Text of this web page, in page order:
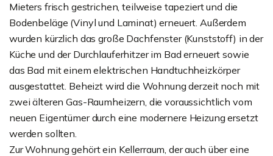
Mieters frisch gestrichen, teilweise tapeziert und die
Bodenbeläge (Vinyl und Laminat) erneuert. Außerdem
wurden kürzlich das große Dachfenster (Kunststoff) in der
Küche und der Durchlauferhitzer im Bad erneuert sowie
das Bad mit einem elektrischen Handtuchheizkörper
ausgestattet. Beheizt wird die Wohnung derzeit noch mit
zwei älteren Gas-Raumheizern, die voraussichtlich vom
neuen Eigentümer durch eine modernere Heizung ersetzt
werden sollten.
Zur Wohnung gehört ein Kellerraum, der auch über eine